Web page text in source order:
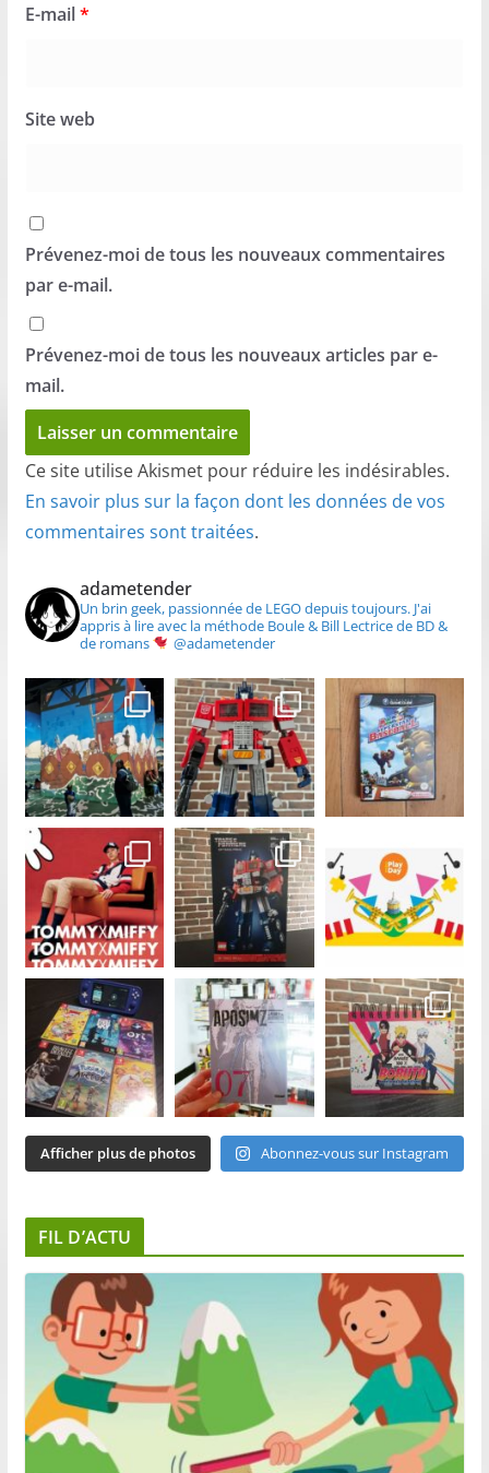
E-mail*
Site web
Prévenez-moi de tous les nouveaux commentaires
par e-mail.
Prévenez-moi de tous les nouveaux articles par e-
mail.
Ce site utilise Akismet pour réduire les indésirables.
En savoir plus sur la façon dont les données de vos
commentaires sont traitées.
adametender
Un brin geek, passionnée de LEGO depuis toujours.J'ai
appris à lire avec la méthode Boule & Bill Lectrice de BD &
de romans
@adametender
Afficher plus de photos Abonnez-vous sur Instagram
FIL D’ACTU